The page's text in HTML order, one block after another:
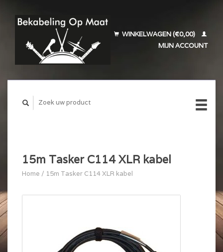
WINKELWAGEN (€0,00)
MIJN ACCOUNT
15m Tasker C114 XLR kabel
Home / 15m Tasker C114 XLR kabel